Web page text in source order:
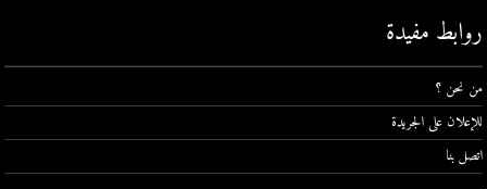
روابط مفيدة
من نحن ؟
للإعلان على الجريدة
اتصل بنا